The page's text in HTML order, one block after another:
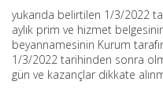
yukarıda belirtilen 1/3/2022
aylık prim ve hizmet
beyannamesinin Kurum
1/3/2022 tarihinden sonra
gün ve kazançlar dikkate